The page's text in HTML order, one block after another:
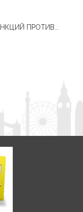
ПРОТИВ...